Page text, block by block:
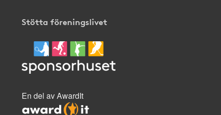
Stötta föreningslivet
En del av AwardIt